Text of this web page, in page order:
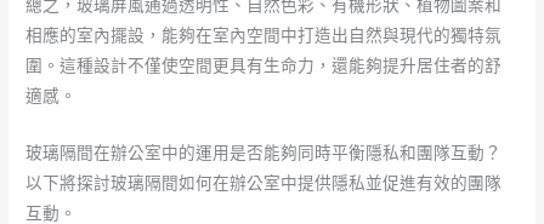
總之，玻璃屏風通過透明性、自然色彩、有機形狀、植物圖案和
相應的室內擺設，能夠在室內空間中打造出自然與現代的獨特氛
圍。這種設計不僅使空間更具有生命力，還能夠提升居住者的舒
適感。
玻璃隔間在辦公室中的運用是否能夠同時平衡隱私和團隊互動？
以下將探討玻璃隔間如何在辦公室中提供隱私並促進有效的團隊
互動。